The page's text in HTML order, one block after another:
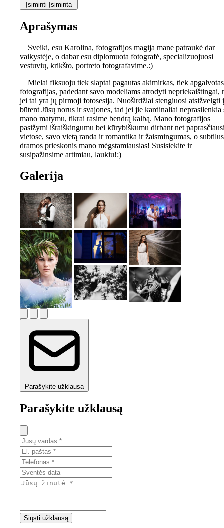
Įsiminti Įsiminta
Aprašymas
Sveiki, esu Karolina, fotografijos magija mane patraukė dar
vaikystėje, o dabar esu diplomuota fotografė, specializuojuosi
vestuvių, krikšto, portreto fotografavime.:)
Mielai fiksuoju tiek slaptai pagautas akimirkas, tiek apgalvotas
fotografijas, padedant savo modeliams atrodyti nepriekaištingai,
jei tai yra jų pirmoji fotosesija. Nuoširdžiai stengiuosi atsižvelgti į
būtent Jūsų norus ir svajones, tad jei jie kardinaliai neprasilenkia
mano matymu, tikrai rasime bendrą kalbą. Mano fotografijos
pasižymi išraiškingumu bei kūrybiškumu dirbant net
vietose, savo vietą randa ir romantika ir žaismingumas, o subtilus
dramos prieskonis mano mėgstamiausias! Susisiekite ir
susipažinsime artimiau, laukiu!:)
Galerija
Parašykite užklausą
Parašykite užklausą
Siųsti užklausą